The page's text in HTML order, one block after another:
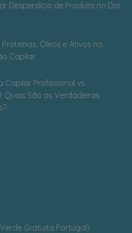
Desperdício de Produto no Dia
Óleos e Ativos na
Capilar
Capilar Profissional vs.
Quais São as Verdadeiras
Gratuita Portugal)